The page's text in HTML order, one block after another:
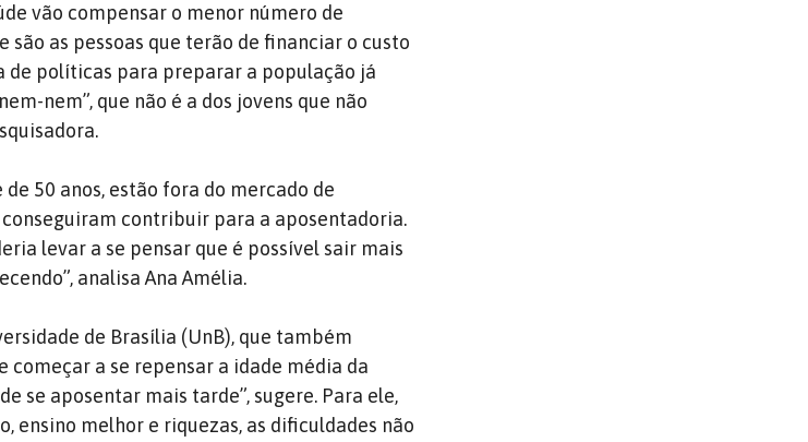
vão compensar o menor número de
as pessoas que terão de financiar o custo
de políticas para preparar a população já
nem”, que não é a dos jovens que não
de 50 anos, estão fora do mercado de
contribuir para a aposentadoria.
levar a se pensar que é possível sair mais
analisa Ana Amélia.
de Brasília (UnB), que também
a se repensar a idade média da
se aposentar mais tarde”, sugere. Para ele,
ensino melhor e riquezas, as dificuldades não